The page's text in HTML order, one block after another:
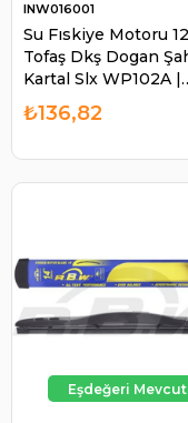
Su Fıskiye Motoru
Tofaş Dkş Dogan
Kartal Slx WP102A |
INWELLS 016001
INW016001
₺136,82